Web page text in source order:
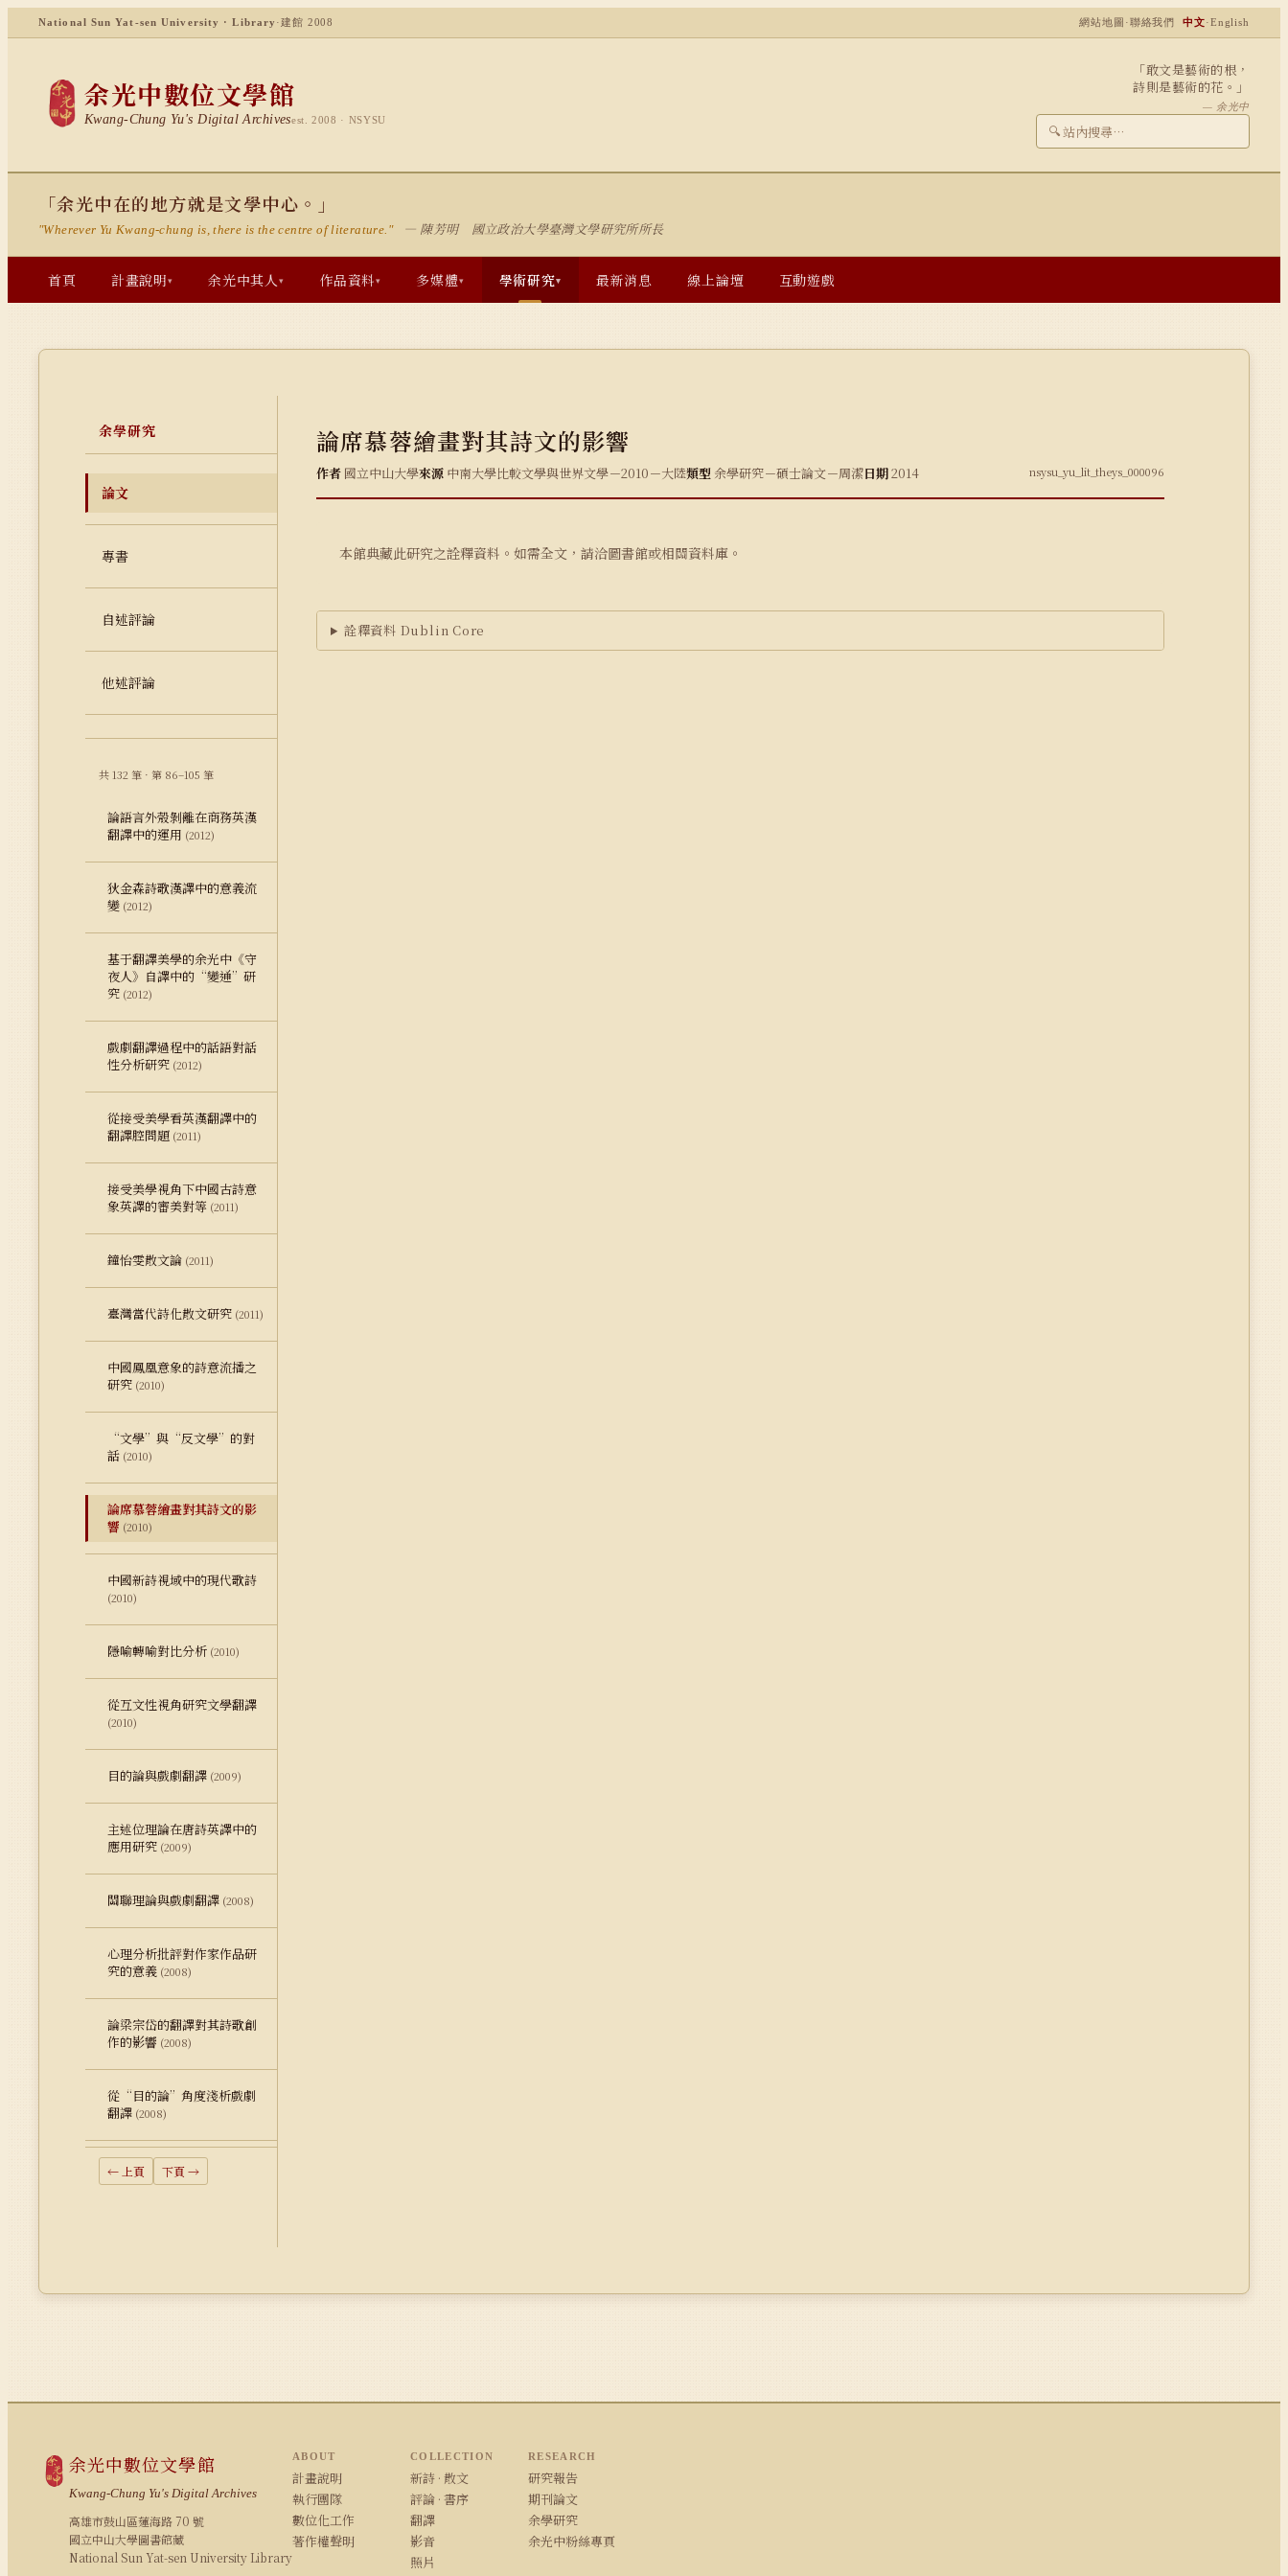
National Sun Yat-sen University · Library ·建館 2008 網站地圖 ·聯絡我們 中文·English
余光中數位文學館
Kwang-Chung Yu's Digital Archivesest. 2008 · NSYSU
「敢文是藝術的根，
詩則是藝術的花。」
— 余光中
🔍
「余光中在的地方就是文學中心。」
"Wherever Yu Kwang-chung is, there is the centre of literature." — 陳芳明 國立政治大學臺灣文學研究所所長
首頁 計畫說明▾ 余光中其人▾ 作品資料▾ 多媒體▾ 學術研究▾ 最新消息 線上論壇 互動遊戲
余學研究
論文
專書
自述評論
他述評論
共 132 筆 · 第 86–105 筆
論語言外殼剝離在商務英漢
翻譯中的運用 (2012)
狄金森詩歌漢譯中的意義流
變 (2012)
基于翻譯美學的余光中《守
夜人》自譯中的“變通”研
究 (2012)
戲劇翻譯過程中的話語對話
性分析研究 (2012)
從接受美學看英漢翻譯中的
翻譯腔問題 (2011)
接受美學視角下中國古詩意
象英譯的審美對等 (2011)
鐘怡雯散文論 (2011)
臺灣當代詩化散文研究 (2011)
中國鳳凰意象的詩意流播之
研究 (2010)
“文學”與“反文學”的對
話 (2010)
論席慕蓉繪畫對其詩文的影
響 (2010)
中國新詩視域中的現代歌詩
(2010)
隱喻轉喻對比分析 (2010)
從互文性視角研究文學翻譯
(2010)
目的論與戲劇翻譯 (2009)
主述位理論在唐詩英譯中的
應用研究 (2009)
關聯理論與戲劇翻譯 (2008)
心理分析批評對作家作品研
究的意義 (2008)
論梁宗岱的翻譯對其詩歌創
作的影響 (2008)
從“目的論”角度淺析戲劇
翻譯 (2008)
← 上頁 下頁 →
論席慕蓉繪畫對其詩文的影響
作者 國立中山大學來源 中南大學比較文學與世界文學－2010－大陸類型 余學研究－碩士論文－周潔日期2014 nsysu_yu_lit_theys_000096
本館典藏此研究之詮釋資料。如需全文，請洽圖書館或相關資料庫。
詮釋資料 Dublin Core
余光中數位文學館
Kwang-Chung Yu's Digital Archives
高雄市鼓山區蓮海路 70 號
國立中山大學圖書館藏
National Sun Yat-sen University Library
ABOUT
計畫說明
執行團隊
數位化工作
著作權聲明
COLLECTION
新詩 · 散文
評論 · 書序
翻譯
影音
照片
RESEARCH
研究報告
期刊論文
余學研究
余光中粉絲專頁